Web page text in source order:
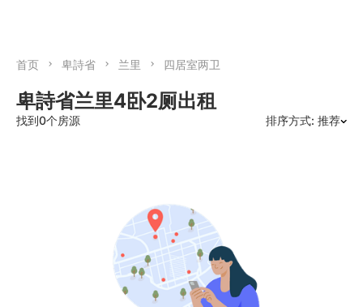
首页 卑詩省 兰里 四居室两卫
卑詩省兰里4卧2厕出租
找到0个房源 排序方式: 推荐